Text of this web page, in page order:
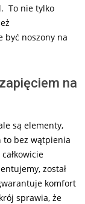
To nie tylko
być noszony na
na
są elementy,
to bez wątpienia
został
komfort
sprawia, że